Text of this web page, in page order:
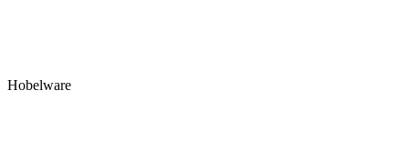
Hobelware